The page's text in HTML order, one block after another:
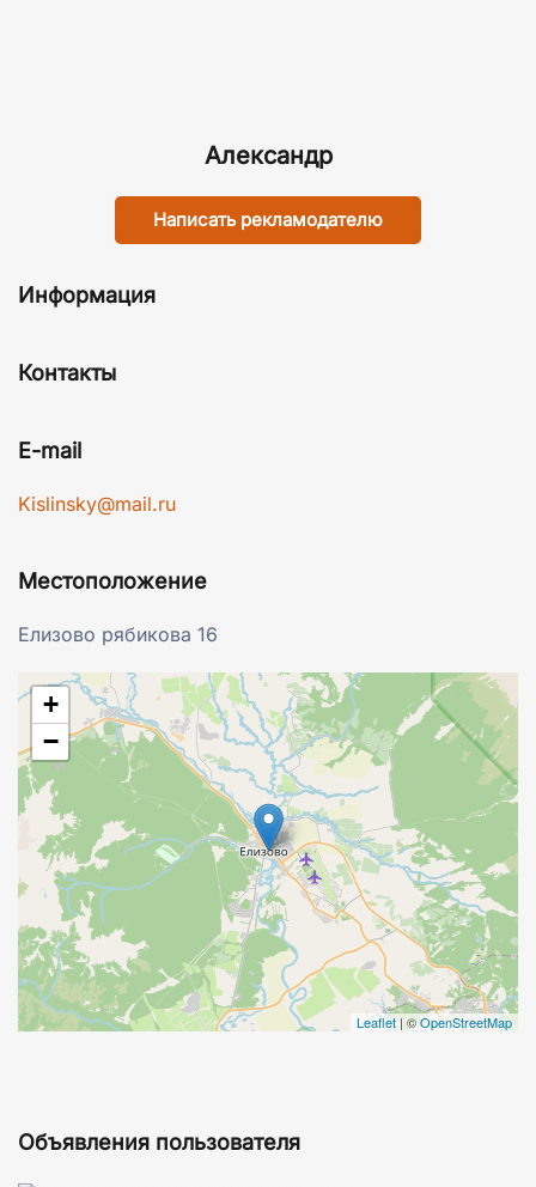
Александр
Написать рекламодателю
Информация
Контакты
E-mail
Kislinsky@mail.ru
Местоположение
Елизово рябикова 16
+
−
Leaflet | ©OpenStreetMap
Объявления пользователя